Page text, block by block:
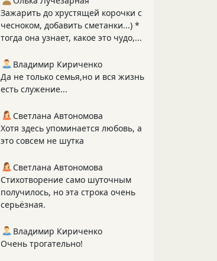
Зажарить до хрустящей корочки с
чесноком, добавить сметанки...) *
тогда она узнает, какое это чудо,...
Владимир Кириченко
Да не только семья,но и вся жизнь
есть служение...
Светлана Автономова
Хотя здесь упоминается любовь, а
это совсем не шутка
Светлана Автономова
Стихотворение само шуточным
получилось, но эта строка очень
серьёзная.
Владимир Кириченко
Очень трогательно!